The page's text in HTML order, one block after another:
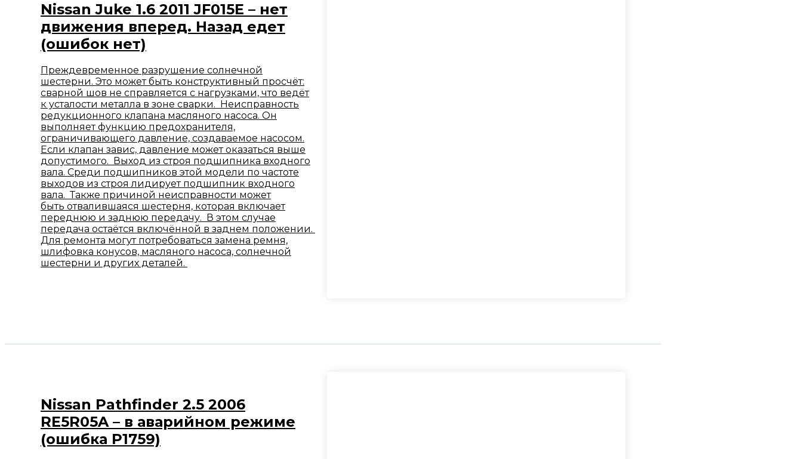
Nissan Juke 1.6 2011 JF015E – нет
движения вперед. Назад едет
(ошибок нет)
Преждевременное разрушение солнечной
шестерни. Это может быть конструктивный просчёт:
сварной шов не справляется с нагрузками, что ведёт
к усталости металла в зоне сварки. Неисправность
редукционного клапана масляного насоса. Он
выполняет функцию предохранителя,
ограничивающего давление, создаваемое насосом.
Если клапан завис, давление может оказаться выше
допустимого. Выход из строя подшипника входного
вала. Среди подшипников этой модели по частоте
выходов из строя лидирует подшипник входного
вала. Также причиной неисправности может
быть отвалившаяся шестерня, которая включает
переднюю и заднюю передачу. В этом случае
передача остаётся включённой в заднем положении.
Для ремонта могут потребоваться замена ремня,
шлифовка конусов, масляного насоса, солнечной
шестерни и других деталей.
Nissan Pathfinder 2.5 2006
RE5R05A – в аварийном режиме
(ошибка Р1759)